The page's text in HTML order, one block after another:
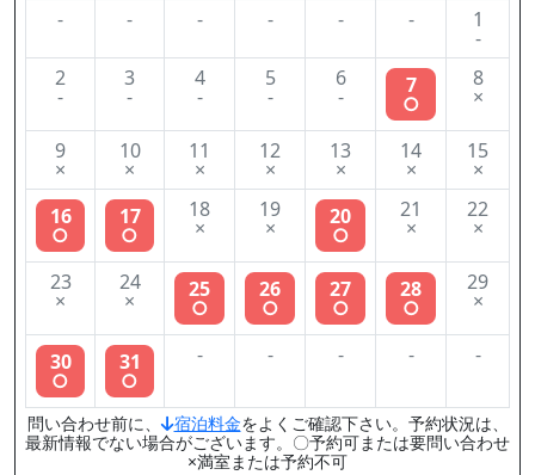
-
- - - - - 1
-
2
-
3
-
4
-
5
-
6
- 7
○
8
×
9
×
10
×
11
×
12
×
13
×
14
×
15
×
16
○
17
○
18
×
19
× 20
○
21
×
22
×
23
×
24
× 25
○
26
○
27
○
28
○
29
×
30
○
31
○
- - - - -
問い合わせ前に、 宿泊料金をよくご確認下さい。予約状況は、
最新情報でない場合がございます。〇予約可または要問い合わせ
×満室または予約不可